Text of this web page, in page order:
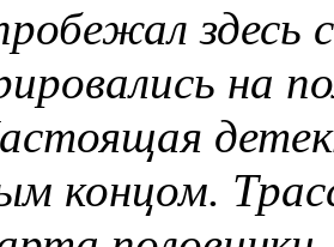
здесь
на
концом.